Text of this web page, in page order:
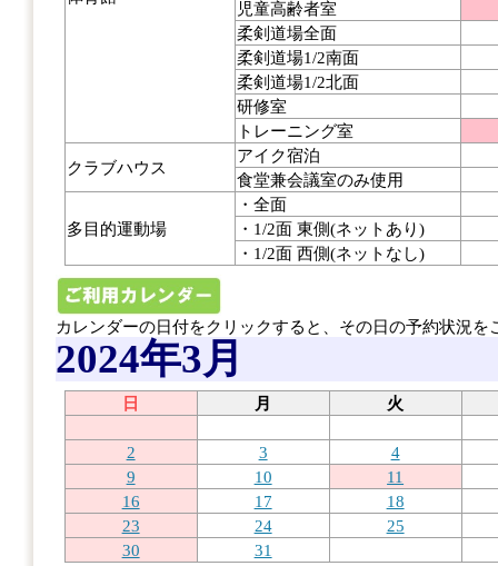
児童高齢者室
柔剣道場全面
柔剣道場1/2南面
柔剣道場1/2北面
研修室
トレーニング室
クラブハウス
アイク宿泊
食堂兼会議室のみ使用
多目的運動場
・全面
・1/2面 東側(ネットあり)
・1/2面 西側(ネットなし)
カレンダーの日付をクリックすると、その日の予約状況を
2024年3月
日 月 火
2 3
4
9
10
11
16
17
18
23
24
25
30
31